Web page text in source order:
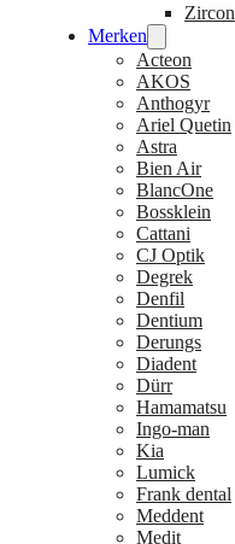
Zircon
Merken
Acteon
AKOS
Anthogyr
Ariel Quetin
Astra
Bien Air
BlancOne
Bossklein
Cattani
CJ Optik
Degrek
Denfil
Dentium
Derungs
Diadent
Dürr
Hamamatsu
Ingo-man
Kia
Lumick
Frank dental
Meddent
Medit